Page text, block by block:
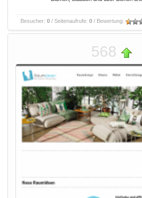
Besucher: 0/ Seitenaufrufe: 0/ Bewertung:
568